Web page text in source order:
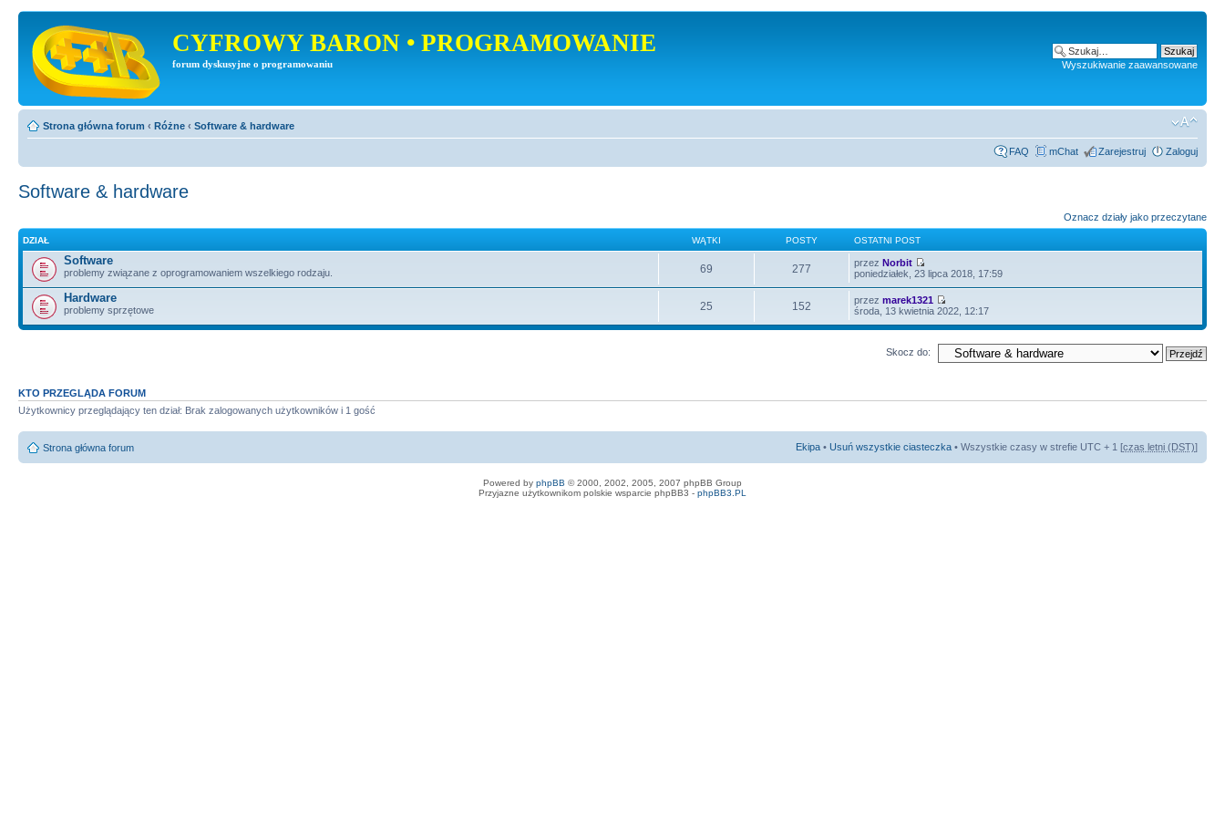
CYFROWY BARON • PROGRAMOWANIE
forum dyskusyjne o programowaniu Wyszukiwanie zaawansowane
Strona główna forum ‹ Różne ‹ Software & hardware
FAQ mChat Zarejestruj Zaloguj
Software & hardware
Oznacz działy jako przeczytane
DZIAŁ WĄTKI POSTY OSTATNI POST
Software
problemy związane z oprogramowaniem wszelkiego rodzaju. 69 277 przezNorbit
poniedziałek, 23 lipca 2018, 17:59
Hardware
problemy sprzętowe 25 152 przezmarek1321
środa, 13 kwietnia 2022, 12:17
Skocz do:
KTO PRZEGLĄDA FORUM
Użytkownicy przeglądający ten dział: Brak zalogowanych użytkowników i 1 gość
Strona główna forum Ekipa • Usuń wszystkie ciasteczka • Wszystkie czasy w strefie UTC + 1 [czas letni (DST)]
Powered by phpBB © 2000, 2002, 2005, 2007 phpBB Group
Przyjazne użytkownikom polskie wsparcie phpBB3 - phpBB3.PL